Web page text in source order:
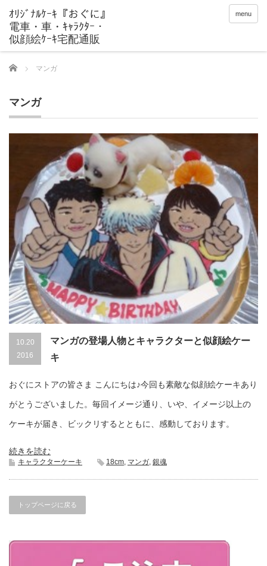
menu
Home マンガ
マンガ
10.20
2016
マンガの登場人物とキャラクターと似顔絵ケー
キ
おぐにストアの皆さま こんにちは♪今回も素敵な似顔絵ケーキあり
がとうございました。毎回イメージ通り、いや、イメージ以上の
ケーキが届き、ビックリするとともに、感動しております。
続きを読む
キャラクターケーキ 18cm, マンガ, 銀魂
トップページに戻る